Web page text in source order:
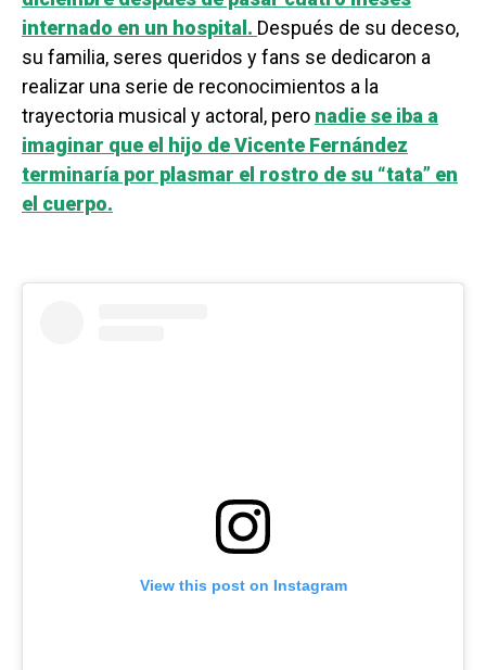
internado en un hospital. Después de su deceso,
su familia, seres queridos y fans se dedicaron a
realizar una serie de reconocimientos a la
trayectoria musical y actoral, pero nadie se iba a
imaginar que el hijo de Vicente Fernández
terminaría por plasmar el rostro de su “tata” en
el cuerpo.
View this post on Instagram